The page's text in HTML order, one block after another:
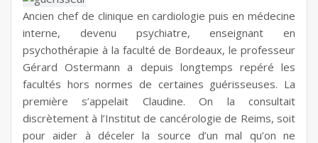
Ancien chef de clinique en cardiologie puis en médecine
interne, devenu psychiatre, enseignant en
psychothérapie à la faculté de Bordeaux, le professeur
Gérard Ostermann a depuis longtemps repéré les
facultés hors normes de certaines guérisseuses. La
première s’appelait Claudine. On la consultait
discrètement à l’Institut de cancérologie de Reims, soit
pour aider à déceler la source d’un mal qu’on ne